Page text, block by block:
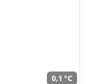
0,1 °C